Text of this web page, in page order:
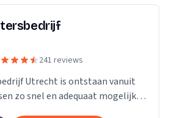
241 reviews
Utrecht is ontstaan vanuit
zo snel en adequaat mogelijk